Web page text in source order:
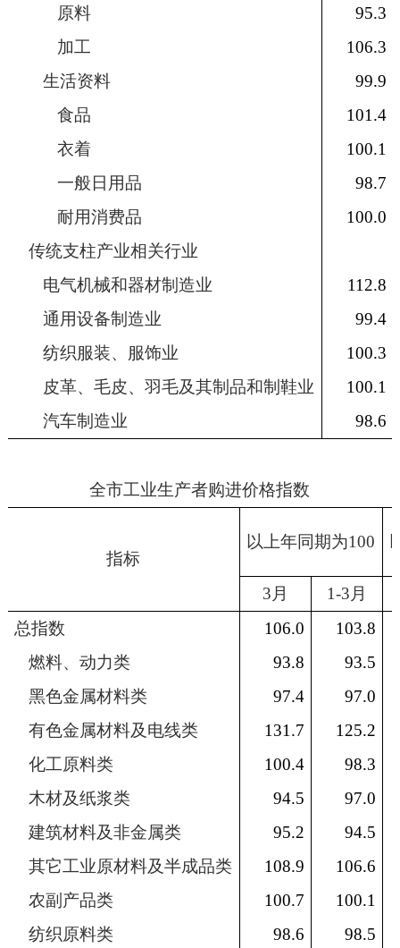
原料
95.3
加工
106.3
生活资料
99.9
食品
101.4
衣着
100.1
一般日用品
98.7
耐用消费品
100.0
传统支柱产业相关行业
电气机械和器材制造业
112.8
通用设备制造业
99.4
纺织服装、服饰业
100.3
皮革、毛皮、羽毛及其制品和制鞋业
100.1
汽车制造业
98.6
全市工业生产者购进价格指数
指标
以上年同期为100
3月 1-3月
总指数
106.0
103.8
燃料、动力类
93.8
93.5
黑色金属材料类
97.4
97.0
有色金属材料及电线类
131.7
125.2
化工原料类
100.4
98.3
木材及纸浆类
94.5
97.0
建筑材料及非金属类
95.2
94.5
其它工业原材料及半成品类
108.9
106.6
农副产品类
100.7
100.1
纺织原料类
98.6 98.5